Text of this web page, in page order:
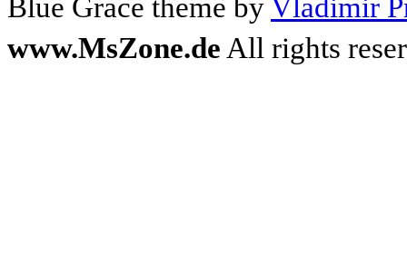
Blue Grace theme byVladimir
www.MsZone.de All rights